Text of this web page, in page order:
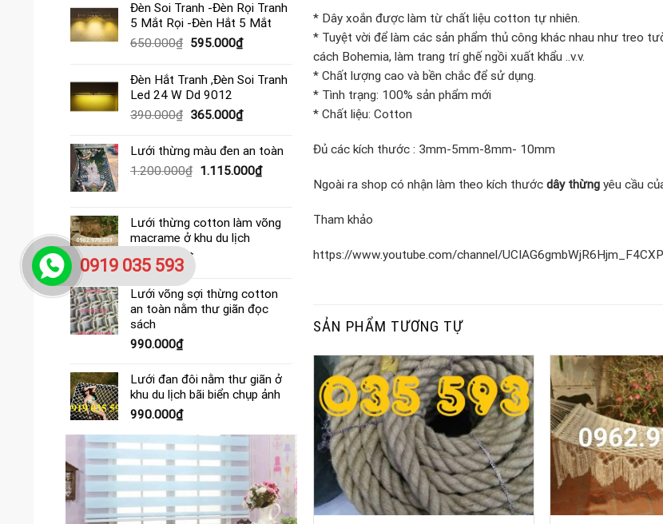
Đèn Soi Tranh -Đèn Rọi Tranh
5 Mắt Rọi -Đèn Hắt 5 Mắt
650.000₫ Giá
là:
650.000₫.
595.000₫Giá
tại
595.000₫.
Đèn Hắt Tranh ,Đèn Soi Tranh
Led 24 W Dd 9012
390.000₫ Giá
là:
390.000₫.
365.000₫Giá
tại
là:
365.000₫.
Lưới thừng màu đen an toàn
1.200.000₫ Giá
1.200.000₫.
1.115.000₫Giá
là:
Lưới thừng cotton làm võng
macrame ở khu du lịch
4.000.000 ₫
Lưới võng sợi thừng cotton
an toàn nằm thư giãn đọc
sách
990.000₫
Lưới đan đôi nằm thư giãn ở
khu du lịch bãi biển chụp ảnh
990.000₫
* Dây xoắn được làm từ chất liệu cotton tự nhiên.
* Tuyệt vời để làm các sản phẩm thủ công khác nhau như treo
cách Bohemia, làm trang trí ghế ngồi xuất khẩu ..v.v.
* Chất lượng cao và bền chắc để sử dụng.
* Tình trạng: 100% sản phẩm mới
* Chất liệu: Cotton
Đủ các kích thước : 3mm-5mm-8mm- 10mm
Ngoài ra shop có nhận làm theo kích thước dây thừng yêu cầu
Tham khảo
https://www.youtube.com/channel/
SẢN PHẨM TƯƠNG TỰ
0919 035 593